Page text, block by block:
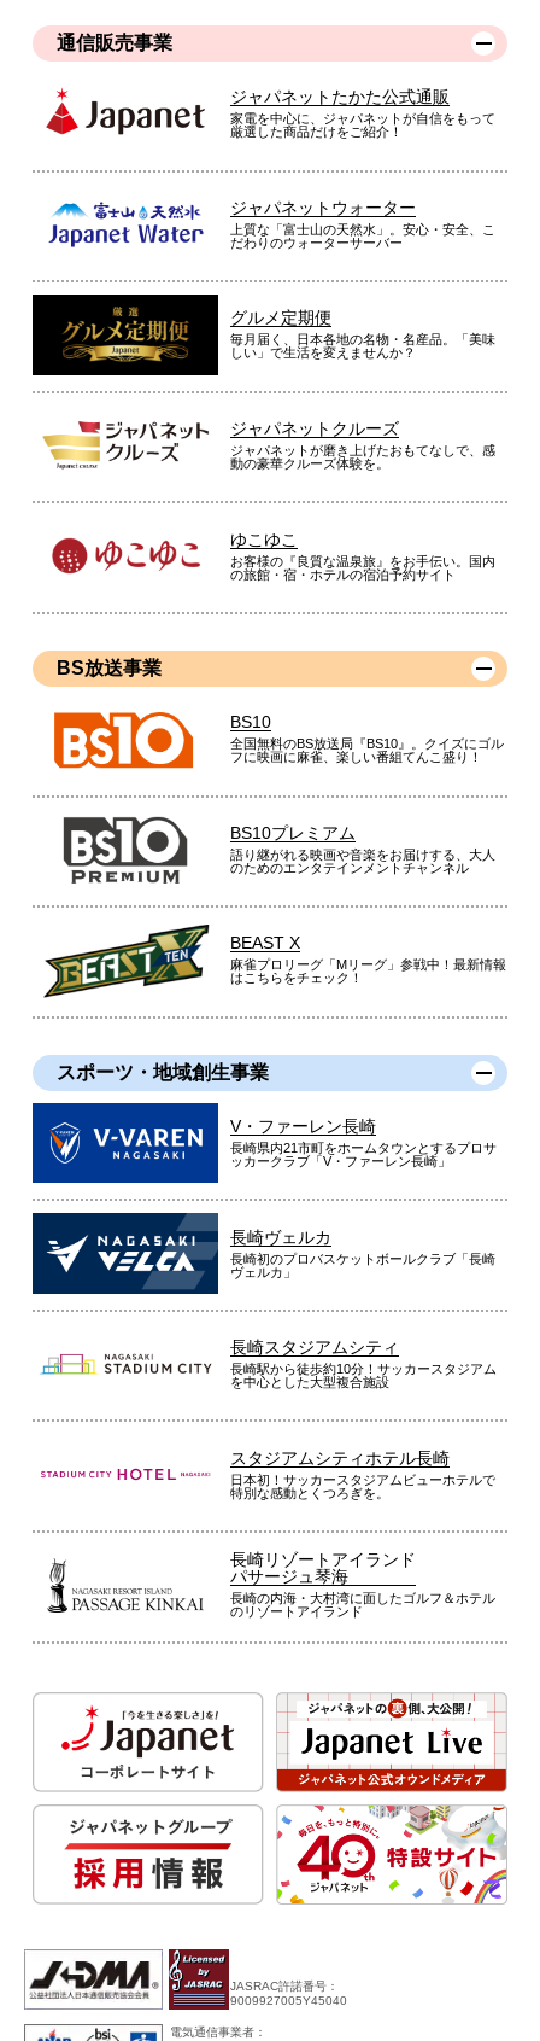
通信販売事業
ジャパネットたかた公式通販
家電を中心に、ジャパネットが自信をもって
厳選した商品だけをご紹介！
ジャパネットウォーター
上質な「富士山の天然水」。安心・安全、こ
だわりのウォーターサーバー
グルメ定期便
毎月届く、日本各地の名物・名産品。「美味
しい」で生活を変えませんか？
ジャパネットクルーズ
ジャパネットが磨き上げたおもてなしで、感
動の豪華クルーズ体験を。
ゆこゆこ
お客様の『良質な温泉旅』をお手伝い。国内
の旅館・宿・ホテルの宿泊予約サイト
BS放送事業
BS10
全国無料のBS放送局『BS10』。クイズにゴル
フに映画に麻雀、楽しい番組てんこ盛り！
BS10プレミアム
語り継がれる映画や音楽をお届けする、大人
のためのエンタテインメントチャンネル
BEAST X
麻雀プロリーグ「Mリーグ」参戦中！最新情報
はこちらをチェック！
スポーツ・地域創生事業
V・ファーレン長崎
長崎県内21市町をホームタウンとするプロサ
ッカークラブ「V・ファーレン長崎」
長崎ヴェルカ
長崎初のプロバスケットボールクラブ「長崎
ヴェルカ」
長崎スタジアムシティ
長崎駅から徒歩約10分！サッカースタジアム
を中心とした大型複合施設
スタジアムシティホテル長崎
日本初！サッカースタジアムビューホテルで
特別な感動とくつろぎを。
長崎リゾートアイランド
パサージュ琴海
長崎の内海・大村湾に面したゴルフ＆ホテル
のリゾートアイランド
JASRAC許諾番号：
9009927005Y45040
電気通信事業者：